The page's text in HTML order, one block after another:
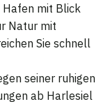
mit Blick
Natur mit
Sie schnell
seiner ruhigen
ab Harlesiel